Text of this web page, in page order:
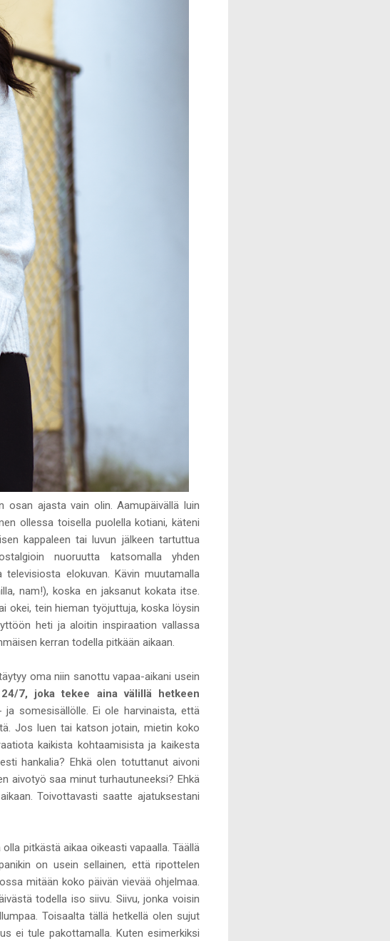
osan ajasta vain olin. Aamupäivällä luin
ollessa toisella puolella kotiani, käteni
kappaleen tai luvun jälkeen tartuttua
nuoruutta katsomalla yhden
elokuvan. Kävin muutamalla
nam!), koska en jaksanut kokata itse.
okei, tein hieman työjuttuja, koska löysin
heti ja aloitin inspiraation vallassa
kerran todella pitkään aikaan.
oma niin sanottu vapaa-aikani usein
7, joka tekee aina välillä hetkeen
somesisällölle. Ei ole harvinaista, että
Jos luen tai katson jotain, mietin koko
kaikista kohtaamisista ja kaikesta
hankalia? Ehkä olen totuttanut aivoni
aivotyö saa minut turhautuneeksi? Ehkä
Toivottavasti saatte ajatuksestani
pitkästä aikaa oikeasti vapaalla. Täällä
on usein sellainen, että ripottelen
mitään koko päivän vievää ohjelmaa.
todella iso siivu. Siivu, jonka voisin
Toisaalta tällä hetkellä olen sujut
ei tule pakottamalla. Kuten esimerkiksi